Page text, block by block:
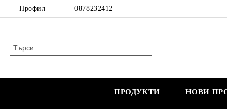
Профил 0878232412
ПРОДУКТИ НОВИ